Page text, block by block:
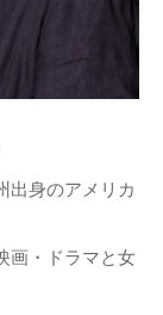
出身のアメリカ
画・ドラマと女